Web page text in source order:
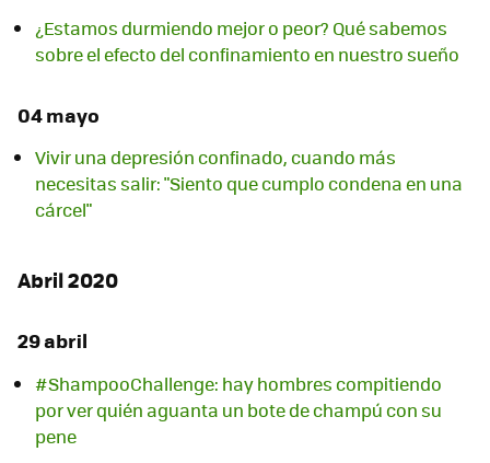
¿Estamos durmiendo mejor o peor? Qué sabemos
sobre el efecto del confinamiento en nuestro sueño
04 mayo
Vivir una depresión confinado, cuando más
necesitas salir: "Siento que cumplo condena en una
cárcel"
Abril 2020
29 abril
#ShampooChallenge: hay hombres compitiendo
por ver quién aguanta un bote de champú con su
pene